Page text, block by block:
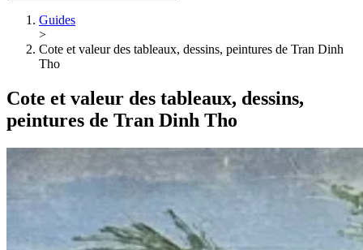
Guides
>
Cote et valeur des tableaux, dessins, peintures de Tran Dinh
Tho
Cote et valeur des tableaux, dessins,
peintures de Tran Dinh Tho